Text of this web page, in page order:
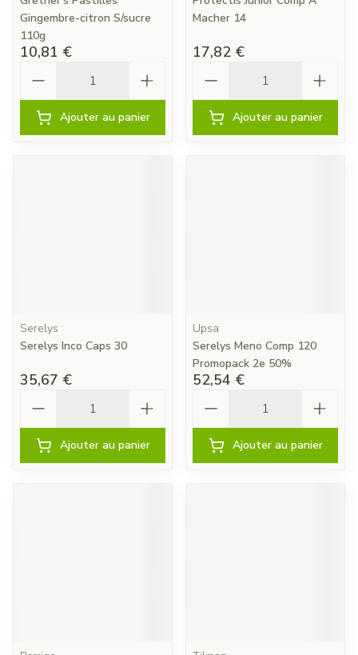
Gingembre-citron S/sucre
110g
10,81 €
Ajouter au panier
Macher 14
17,82 €
Ajouter au panier
Serelys
Serelys Inco Caps 30
35,67 €
Ajouter au panier
Upsa
Serelys Meno Comp 120
Promopack 2e 50%
52,54 €
Ajouter au panier